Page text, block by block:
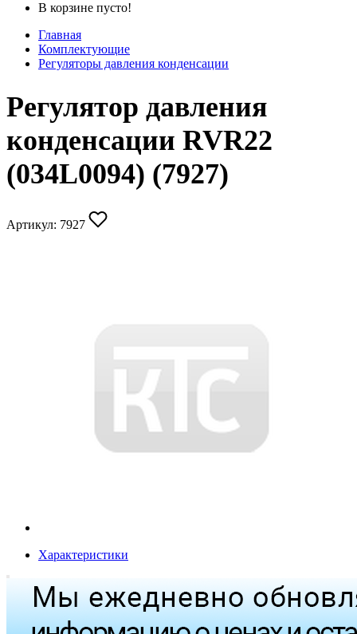
В корзине пусто!
Главная
Комплектующие
Регуляторы давления конденсации
Регулятор давления
конденсации RVR22
(034L0094) (7927)
Артикул: 7927
Характеристики